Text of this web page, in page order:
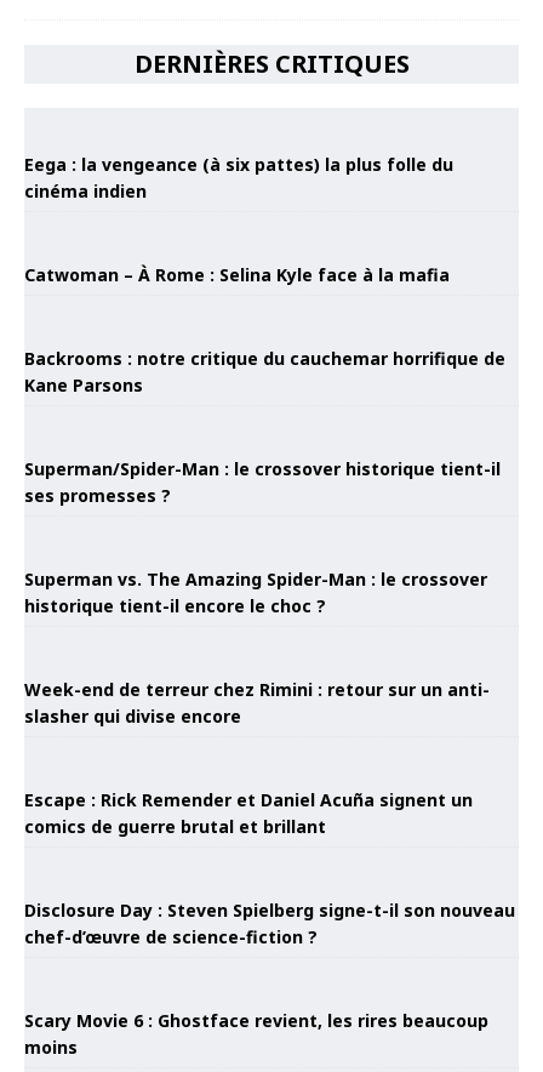
DERNIÈRES CRITIQUES
Eega : la vengeance (à six pattes) la plus folle du
cinéma indien
Catwoman – À Rome : Selina Kyle face à la mafia
Backrooms : notre critique du cauchemar horrifique de
Kane Parsons
Superman/Spider-Man : le crossover historique tient-il
ses promesses ?
Superman vs. The Amazing Spider-Man : le crossover
historique tient-il encore le choc ?
Week-end de terreur chez Rimini : retour sur un anti-
slasher qui divise encore
Escape : Rick Remender et Daniel Acuña signent un
comics de guerre brutal et brillant
Disclosure Day : Steven Spielberg signe-t-il son nouveau
chef-d’œuvre de science-fiction ?
Scary Movie 6 : Ghostface revient, les rires beaucoup
moins